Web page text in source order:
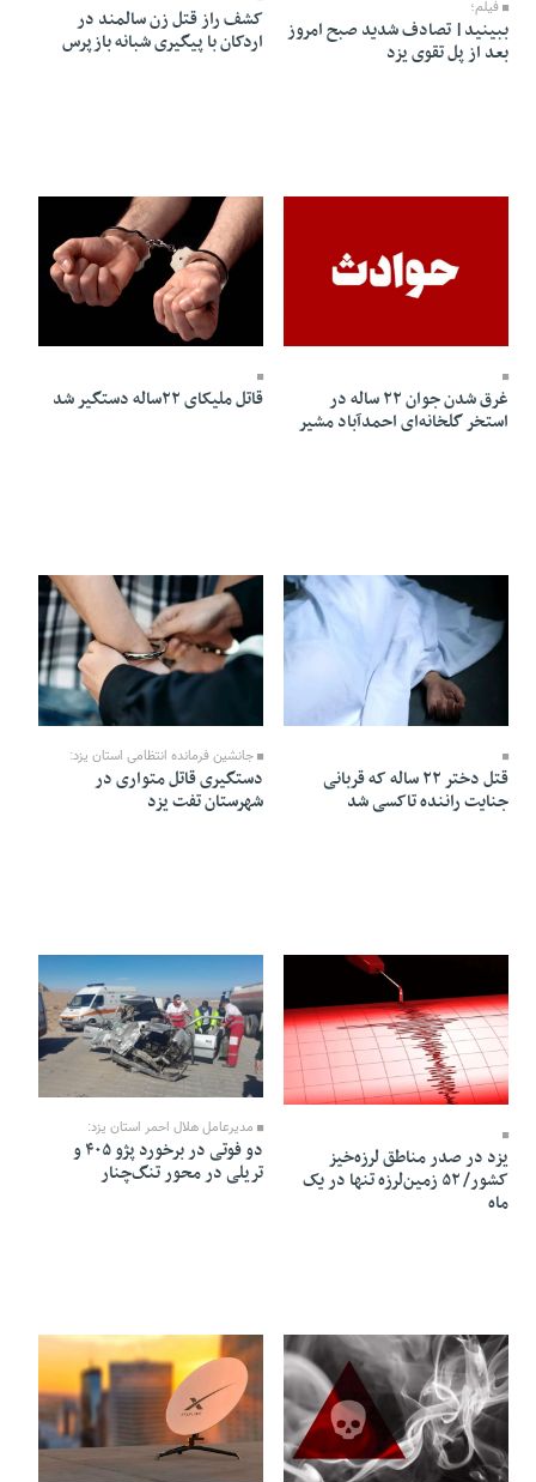
فیلم؛
ببینید| تصادف شدید صبح امروز
بعد از پل تقوی یزد
کشف راز قتل زن سالمند در
اردکان با پیگیری شبانه بازپرس
غرق شدن جوان ۲۲ ساله در
استخر گلخانه‌ای احمدآباد مشیر
قاتل ملیکای ۲۲ساله دستگیر شد
قتل دختر ۲۲ ساله که قربانی
جنایت راننده تاکسی شد
جانشین فرمانده انتظامی استان یزد:
دستگیری قاتل متواری در
شهرستان تفت یزد
13 Bahman 1404 - 18:14
یزد در صدر مناطق لرزه‌خیز
کشور/ ۵۲ زمین‌لرزه تنها در یک
ماه
12 Bahman 1404 - 22:15
مدیرعامل هلال احمر استان یزد:
دو فوتی در برخورد پژو ۴۰۵ و
تریلی در محور تنگ‌چنار
08 Bahman 1404 - 19:23